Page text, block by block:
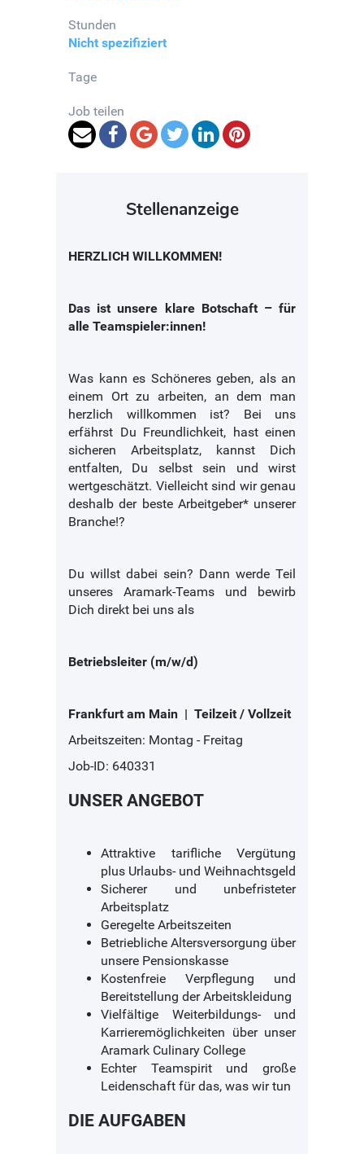
Stunden
Nicht spezifiziert
Tage
Job teilen
Stellenanzeige
HERZLICH WILLKOMMEN!
Das ist unsere klare Botschaft – für
alle Teamspieler:innen!
Was kann es Schöneres geben, als an
einem Ort zu arbeiten, an dem man
herzlich willkommen ist? Bei uns
erfährst Du Freundlichkeit, hast einen
sicheren Arbeitsplatz, kannst Dich
entfalten, Du selbst sein und wirst
wertgeschätzt. Vielleicht sind wir genau
deshalb der beste Arbeitgeber* unserer
Branche!?
Du willst dabei sein? Dann werde Teil
unseres Aramark-Teams und bewirb
Dich direkt bei uns als
Betriebsleiter (m/w/d)
Frankfurt am Main | Teilzeit / Vollzeit
Arbeitszeiten: Montag - Freitag
Job-ID: 640331
UNSER ANGEBOT
Attraktive tarifliche Vergütung
plus Urlaubs- und Weihnachtsgeld
Sicherer und unbefristeter
Arbeitsplatz
Geregelte Arbeitszeiten
Betriebliche Altersversorgung über
unsere Pensionskasse
Kostenfreie Verpflegung und
Bereitstellung der Arbeitskleidung
Vielfältige Weiterbildungs- und
Karrieremöglichkeiten über unser
Aramark Culinary College
Echter Teamspirit und große
Leidenschaft für das, was wir tun
DIE AUFGABEN